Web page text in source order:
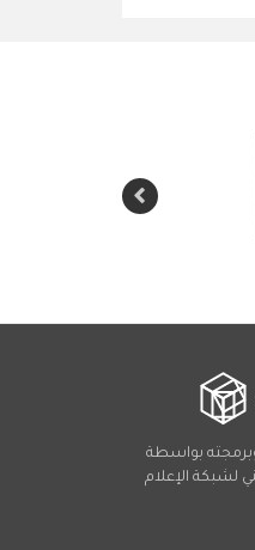
بواسطة
لشبكة الإعلام